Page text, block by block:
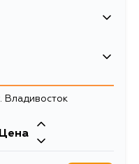
Владивосток
Цена